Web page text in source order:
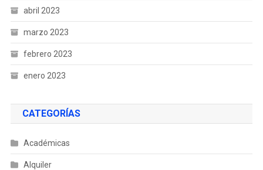
abril 2023
marzo 2023
febrero 2023
enero 2023
CATEGORÍAS
Académicas
Alquiler